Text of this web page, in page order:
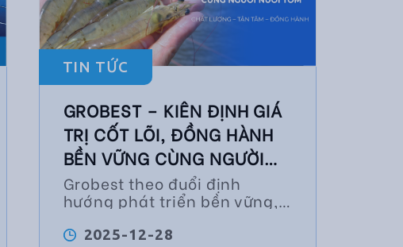
TIN TỨC
GROBEST – KIÊN ĐỊNH GIÁ
TRỊ CỐT LÕI, ĐỒNG HÀNH
BỀN VỮNG CÙNG NGƯỜI
NUÔI TÔM
Grobest theo đuổi định
hướng phát triển bền vững,
và sự đồng hành lâu dài làm
2025-12-28